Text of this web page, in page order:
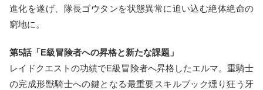
進化を遂げ、隊長ゴウタンを状態異常に追い込む絶体絶命の
窮地に。
第5話「E級冒険者への昇格と新たな課題」
レイドクエストの功績でE級冒険者へ昇格したエルマ。重騎士
の完成形獣騎士への鍵となる最重要スキルブック燻り狂う牙